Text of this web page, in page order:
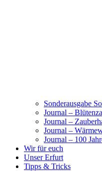
Sonderausgabe
Journal –
Journal –
Journal –
Journal – 100
Wir für euch
Unser Erfurt
Tipps & Tricks